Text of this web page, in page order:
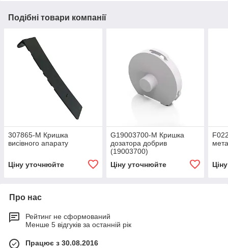
Подібні товари компанії
307865-M Кришка
висівного апарату
Ціну уточнюйте
G19003700-M Кришка
дозатора добрив
(19003700)
Ціну уточнюйте
Про нас
Рейтинг не сформований
Менше 5 відгуків за останній рік
Працює з 30.08.2016